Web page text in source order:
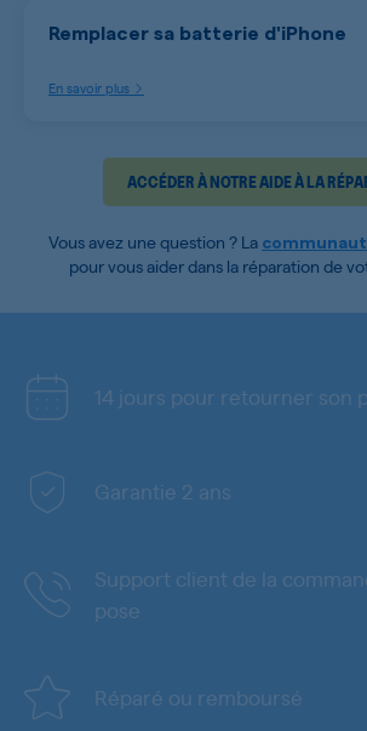
Remplacer sa batterie d'iPhone
En savoir plus
ACCÉDER À NOTRE AIDE À LA
Vous avez une question ? La
pour vous aider dans la réparation de
14 jours pour retourner son
Garantie 2 ans
Support client de la
pose
Réparé ou remboursé